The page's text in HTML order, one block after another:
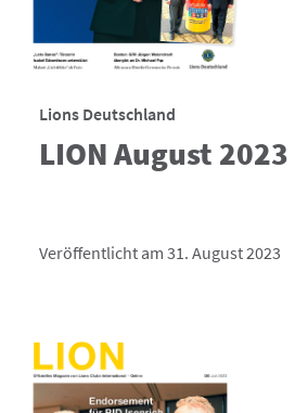
Lions Deutschland
LION August 2023
Veröffentlicht am 31. August 2023